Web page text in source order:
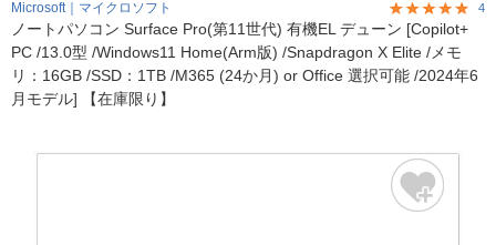
Microsoft｜マイクロソフト 4
ノートパソコン Surface Pro(第11世代) 有機EL デューン [Copilot+
PC /13.0型 /Windows11 Home(Arm版) /Snapdragon X Elite /メモ
リ：16GB /SSD：1TB /M365 (24か月) or Office 選択可能 /2024年6
月モデル] 【在庫限り】